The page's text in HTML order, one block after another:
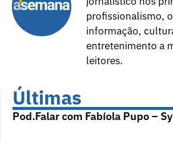
profissionalismo,
informação,
entretenimento a
leitores.
Últimas
Pod.Falar com Fabíola Pupo –